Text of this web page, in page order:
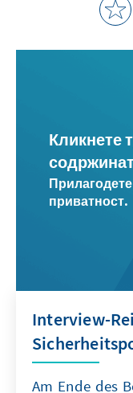
Кликнете
приватност.
Interview-
Am Ende des